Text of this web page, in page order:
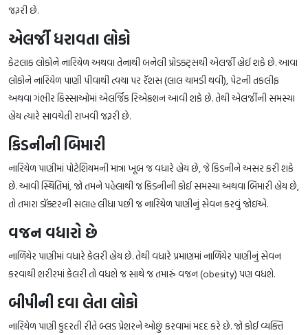
જરૂરી છે.
એલર્જી ધરાવતા લોકો
કેટલાક લોકોને નારિયેળ અથવા તેનાથી બનેલી પ્રોડક્ટ્સથી એલર્જી હોઈ શકે છે. આવા
લોકોને નારિયેળ પાણી પીવાથી ત્વચા પર રૅશસ (લાલ ચામડી થવી), પેટની તકલીફ
અથવા ગંભીર કિસ્સાઓમાં એલર્જિક રિએક્શન આવી શકે છે. તેથી એલર્જીની સમસ્યા
હોય ત્યારે સાવચેતી રાખવી જરૂરી છે.
કિડનીની બિમારી
નારિયેળ પાણીમાં પોટેશિયમની માત્રા ખૂબ જ વધારે હોય છે, જે કિડનીને અસર કરી શકે
છે. આવી સ્થિતિમાં, જો તમને પહેલાથી જ કિડનીની કોઈ સમસ્યા અથવા બિમારી હોય છે,
તો તમારા ડૉક્ટરની સલાહ લીધા પછી જ નારિયેળ પાણીનું સેવન કરવું જોઇએ.
વજન વધારો છે
નાળિયેર પાણીમાં વધારે કેલરી હોય છે. તેથી વધારે પ્રમાણમાં નાળિયેર પાણીનું સેવન
કરવાથી શરીરમાં કેલરી તો વધશે જ સાથે જ તમારું વજન (obesity) પણ વધશે.
બીપીની દવા લેતા લોકો
નારિયેળ પાણી કુદરતી રીતે બ્લડ પ્રેશરને ઓછું કરવામાં મદદ કરે છે. જો કોઈ વ્યક્તિ